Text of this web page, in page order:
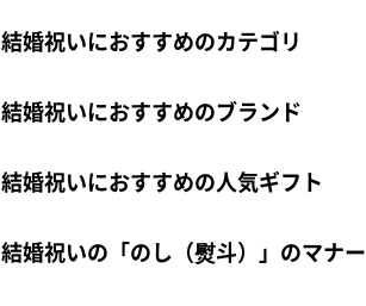
結婚祝いにおすすめのカテゴリ
結婚祝いにおすすめのブランド
結婚祝いにおすすめの人気ギフト
結婚祝いの「のし（熨斗）」のマナー